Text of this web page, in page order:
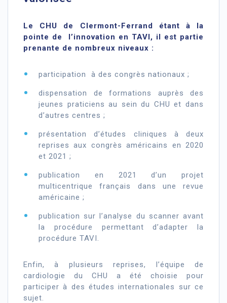
Le CHU de Clermont-Ferrand étant à la
pointe de l’innovation en TAVI, il est partie
prenante de nombreux niveaux :
participation à des congrès nationaux ;
dispensation de formations auprès des
jeunes praticiens au sein du CHU et dans
d’autres centres ;
présentation d’études cliniques à deux
reprises aux congrès américains en 2020
et 2021 ;
publication en 2021 d’un projet
multicentrique français dans une revue
américaine ;
publication sur l’analyse du scanner avant
la procédure permettant d’adapter la
procédure TAVI.
Enfin, à plusieurs reprises, l’équipe de
cardiologie du CHU a été choisie pour
participer à des études internationales sur ce
sujet.